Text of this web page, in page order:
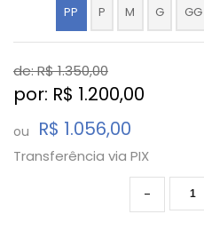
PP P M G GG
de: R$1.350,00
por: R$ 1.200,00
ou R$ 1.056,00
Transferência via PIX
-